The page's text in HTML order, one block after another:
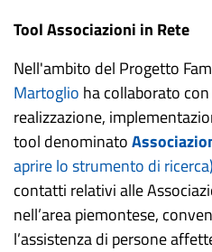
Tool Associazioni in Rete
Nell'ambito del Progetto
Martoglio ha collaborato
realizzazione,
tool denominato
aprire lo strumento di ricerca)
contatti relativi alle
nell’area piemontese,
l’assistenza di persone